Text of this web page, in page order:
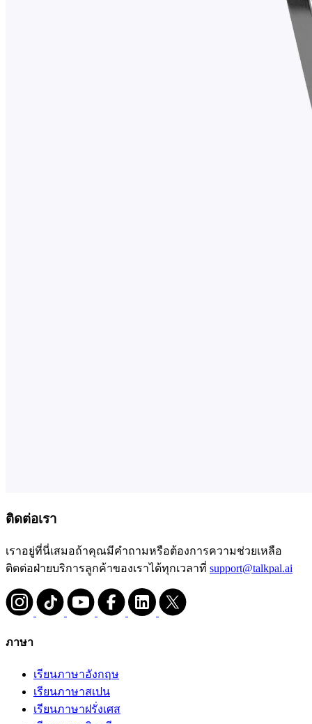
ติดต่อเรา
เราอยู่ที่นี่เสมอถ้าคุณมีคำถามหรือต้องการความช่วยเหลือ
ติดต่อฝ่ายบริการลูกค้าของเราได้ทุกเวลาที่ support@talkpal.ai
ภาษา
เรียนภาษาอังกฤษ
เรียนภาษาสเปน
เรียนภาษาฝรั่งเศส